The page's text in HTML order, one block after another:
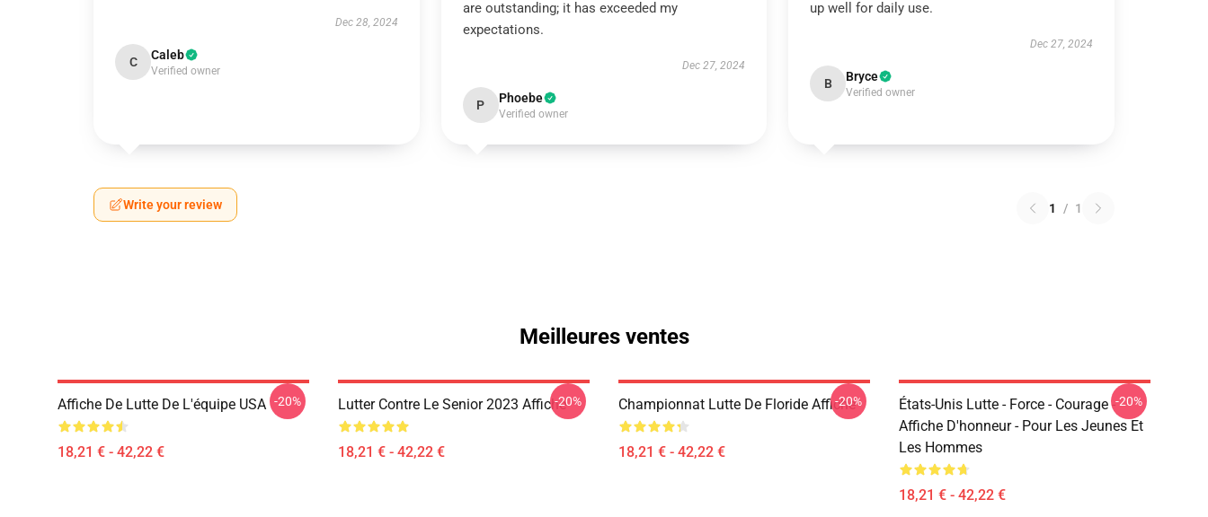
Dec 28, 2024
C Caleb
Verified owner
are outstanding; it has exceeded my
expectations.
Dec 27, 2024
P Phoebe
Verified owner
up well for daily use.
Dec 27, 2024
B Bryce
Verified owner
Write your review 1 / 1
Meilleures ventes
Affiche De Lutte De L'équipe USA
18,21 € - 42,22 €
-20% Lutter Contre Le Senior 2023 Affiche
18,21 € - 42,22 €
-20% Championnat Lutte De Floride Affiche
18,21 € - 42,22 €
-20%
États-Unis Lutte - Force - Courage -
Affiche D'honneur - Pour Les Jeunes Et
Les Hommes
18,21 € - 42,22 €
-20%